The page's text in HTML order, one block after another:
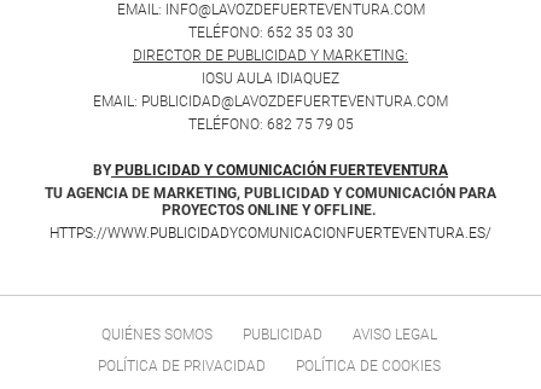
EMAIL: INFO@LAVOZDEFUERTEVENTURA.COM
TELÉFONO: 652 35 03 30
DIRECTOR DE PUBLICIDAD Y MARKETING:
IOSU AULA IDIAQUEZ
EMAIL: PUBLICIDAD@LAVOZDEFUERTEVENTURA.COM
TELÉFONO: 682 75 79 05
BY PUBLICIDAD Y COMUNICACIÓN FUERTEVENTURA
TU AGENCIA DE MARKETING, PUBLICIDAD Y COMUNICACIÓN PARA
PROYECTOS ONLINE Y OFFLINE.
HTTPS://WWW.PUBLICIDADYCOMUNICACIONFUERTEVENTURA.ES/
QUIÉNES SOMOS PUBLICIDAD
AVISO LEGAL
POLÍTICA DE PRIVACIDAD
POLÍTICA DE COOKIES